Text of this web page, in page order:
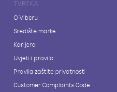
TVRTKA
O Viberu
Središte marke
Karijera
Uvjeti i pravila
Pravila zaštite privatnosti
Customer Complaints Code